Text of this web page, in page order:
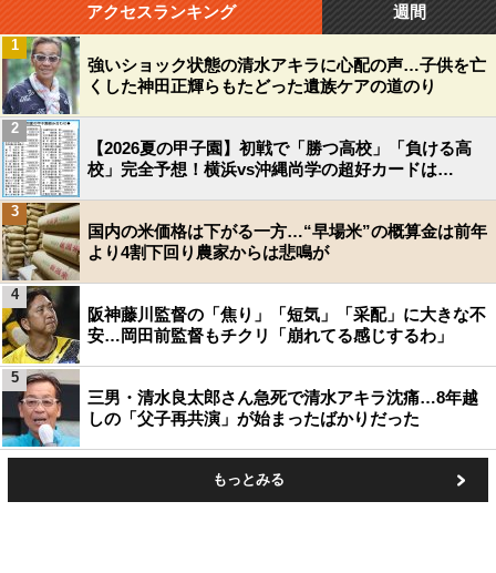
アクセスランキング 週間
強いショック状態の清水アキラに心配の声…子供を亡
くした神田正輝らもたどった遺族ケアの道のり
1
【2026夏の甲子園】初戦で「勝つ高校」「負ける高
校」完全予想！横浜vs沖縄尚学の超好カードは…
2
国内の米価格は下がる一方…“早場米”の概算金は前年
より4割下回り農家からは悲鳴が
3
阪神藤川監督の「焦り」「短気」「采配」に大きな不
安…岡田前監督もチクリ「崩れてる感じするわ」
4
三男・清水良太郎さん急死で清水アキラ沈痛…8年越
しの「父子再共演」が始まったばかりだった
5
もっとみる